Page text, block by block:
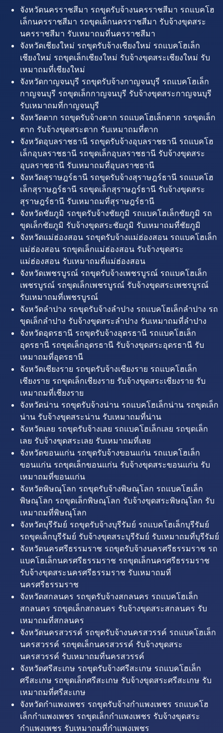
จังหวัดนครราชสีมา รถขุดรับจ้างนครราชสีมา รถแบคโฮ
เล็กนครราชสีมา รถขุดเล็กนครราชสีมา รับจ้างขุดสระ
นครราชสีมา รับเหมาถมที่นครราชสีมา
จังหวัดเชียงใหม่ รถขุดรับจ้างเชียงใหม่ รถแบคโฮเล็ก
เชียงใหม่ รถขุดเล็กเชียงใหม่ รับจ้างขุดสระเชียงใหม่ รับ
เหมาถมที่เชียงใหม่
จังหวัดกาญจนบุรี รถขุดรับจ้างกาญจนบุรี รถแบคโฮเล็ก
กาญจนบุรี รถขุดเล็กกาญจนบุรี รับจ้างขุดสระกาญจนบุรี
รับเหมาถมที่กาญจนบุรี
จังหวัดตาก รถขุดรับจ้างตาก รถแบคโฮเล็กตาก รถขุดเล็ก
ตาก รับจ้างขุดสระตาก รับเหมาถมที่ตาก
จังหวัดอุบลราชธานี รถขุดรับจ้างอุบลราชธานี รถแบคโฮ
เล็กอุบลราชธานี รถขุดเล็กอุบลราชธานี รับจ้างขุดสระ
อุบลราชธานี รับเหมาถมที่อุบลราชธานี
จังหวัดสุราษฎร์ธานี รถขุดรับจ้างสุราษฎร์ธานี รถแบคโฮ
เล็กสุราษฎร์ธานี รถขุดเล็กสุราษฎร์ธานี รับจ้างขุดสระ
สุราษฎร์ธานี รับเหมาถมที่สุราษฎร์ธานี
จังหวัดชัยภูมิ รถขุดรับจ้างชัยภูมิ รถแบคโฮเล็กชัยภูมิ รถ
ขุดเล็กชัยภูมิ รับจ้างขุดสระชัยภูมิ รับเหมาถมที่ชัยภูมิ
จังหวัดแม่ฮ่องสอน รถขุดรับจ้างแม่ฮ่องสอน รถแบคโฮเล็ก
แม่ฮ่องสอน รถขุดเล็กแม่ฮ่องสอน รับจ้างขุดสระ
แม่ฮ่องสอน รับเหมาถมที่แม่ฮ่องสอน
จังหวัดเพชรบูรณ์ รถขุดรับจ้างเพชรบูรณ์ รถแบคโฮเล็ก
เพชรบูรณ์ รถขุดเล็กเพชรบูรณ์ รับจ้างขุดสระเพชรบูรณ์
รับเหมาถมที่เพชรบูรณ์
จังหวัดลำปาง รถขุดรับจ้างลำปาง รถแบคโฮเล็กลำปาง รถ
ขุดเล็กลำปาง รับจ้างขุดสระลำปาง รับเหมาถมที่ลำปาง
จังหวัดอุดรธานี รถขุดรับจ้างอุดรธานี รถแบคโฮเล็ก
อุดรธานี รถขุดเล็กอุดรธานี รับจ้างขุดสระอุดรธานี รับ
เหมาถมที่อุดรธานี
จังหวัดเชียงราย รถขุดรับจ้างเชียงราย รถแบคโฮเล็ก
เชียงราย รถขุดเล็กเชียงราย รับจ้างขุดสระเชียงราย รับ
เหมาถมที่เชียงราย
จังหวัดน่าน รถขุดรับจ้างน่าน รถแบคโฮเล็กน่าน รถขุดเล็ก
น่าน รับจ้างขุดสระน่าน รับเหมาถมที่น่าน
จังหวัดเลย รถขุดรับจ้างเลย รถแบคโฮเล็กเลย รถขุดเล็ก
เลย รับจ้างขุดสระเลย รับเหมาถมที่เลย
จังหวัดขอนแก่น รถขุดรับจ้างขอนแก่น รถแบคโฮเล็ก
ขอนแก่น รถขุดเล็กขอนแก่น รับจ้างขุดสระขอนแก่น รับ
เหมาถมที่ขอนแก่น
จังหวัดพิษณุโลก รถขุดรับจ้างพิษณุโลก รถแบคโฮเล็ก
พิษณุโลก รถขุดเล็กพิษณุโลก รับจ้างขุดสระพิษณุโลก รับ
เหมาถมที่พิษณุโลก
จังหวัดบุรีรัมย์ รถขุดรับจ้างบุรีรัมย์ รถแบคโฮเล็กบุรีรัมย์
รถขุดเล็กบุรีรัมย์ รับจ้างขุดสระบุรีรัมย์ รับเหมาถมที่บุรีรัมย์
จังหวัดนครศรีธรรมราช รถขุดรับจ้างนครศรีธรรมราช รถ
แบคโฮเล็กนครศรีธรรมราช รถขุดเล็กนครศรีธรรมราช
รับจ้างขุดสระนครศรีธรรมราช รับเหมาถมที่
นครศรีธรรมราช
จังหวัดสกลนคร รถขุดรับจ้างสกลนคร รถแบคโฮเล็ก
สกลนคร รถขุดเล็กสกลนคร รับจ้างขุดสระสกลนคร รับ
เหมาถมที่สกลนคร
จังหวัดนครสวรรค์ รถขุดรับจ้างนครสวรรค์ รถแบคโฮเล็ก
นครสวรรค์ รถขุดเล็กนครสวรรค์ รับจ้างขุดสระ
นครสวรรค์ รับเหมาถมที่นครสวรรค์
จังหวัดศรีสะเกษ รถขุดรับจ้างศรีสะเกษ รถแบคโฮเล็ก
ศรีสะเกษ รถขุดเล็กศรีสะเกษ รับจ้างขุดสระศรีสะเกษ รับ
เหมาถมที่ศรีสะเกษ
จังหวัดกำแพงเพชร รถขุดรับจ้างกำแพงเพชร รถแบคโฮ
เล็กกำแพงเพชร รถขุดเล็กกำแพงเพชร รับจ้างขุดสระ
กำแพงเพชร รับเหมาถมที่กำแพงเพชร